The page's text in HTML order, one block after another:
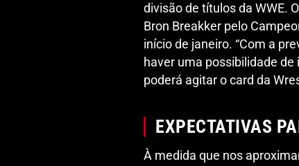
divisão de títulos da WWE.
Bron Breakker pelo
início de janeiro. “Com a
haver uma possibilidade
poderá agitar o card da
EXPECTATIVAS
À medida que nos